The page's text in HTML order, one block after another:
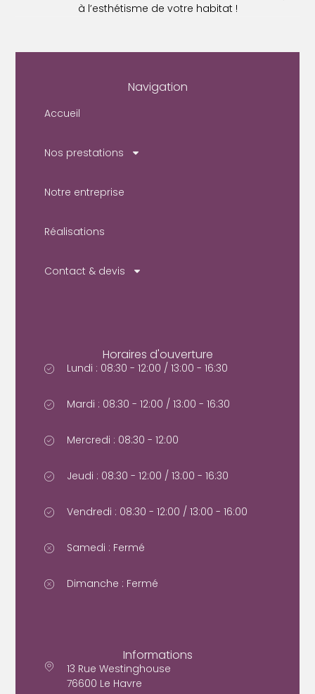
à l’esthétisme de votre habitat !
Navigation
Accueil
Nos prestations
Notre entreprise
Réalisations
Contact & devis
Horaires d'ouverture
Lundi : 08:30 - 12:00 / 13:00 - 16:30
Mardi : 08:30 - 12:00 / 13:00 - 16:30
Mercredi : 08:30 - 12:00
Jeudi : 08:30 - 12:00 / 13:00 - 16:30
Vendredi : 08:30 - 12:00 / 13:00 - 16:00
Samedi : Fermé
Dimanche : Fermé
Informations
13 Rue Westinghouse
76600 Le Havre